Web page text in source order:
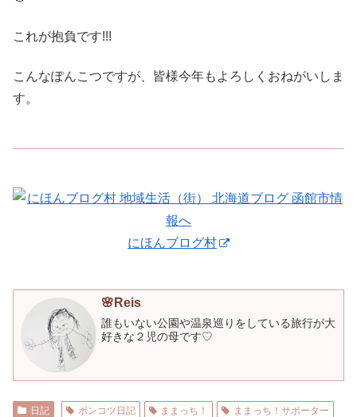
これが抱負です!!!
こんなぽんこつですが、皆様今年もよろしくおねがいしま
す。
にほんブログ村
🌸Reis
誰もいない公園や温泉巡りをしている旅行が大
好きな２児の母です♡
日記 ポンコツ日記 ままっち！ ままっち！サポーター